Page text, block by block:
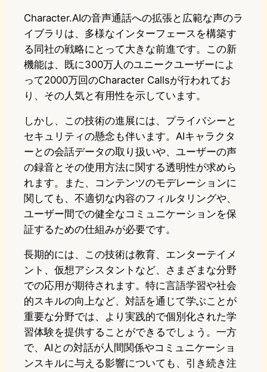
Character.AIの音声通話への拡張と広範な声のラ
イブラリは、多様なインターフェースを構築す
る同社の戦略にとって大きな前進です。この新
機能は、既に300万人のユニークユーザーによ
って2000万回のCharacter Callsが行われてお
り、その人気と有用性を示しています。
しかし、この技術の進展には、プライバシーと
セキュリティの懸念も伴います。AIキャラクタ
ーとの会話データの取り扱いや、ユーザーの声
の録音とその使用方法に関する透明性が求めら
れます。また、コンテンツのモデレーションに
関しても、不適切な内容のフィルタリングや、
ユーザー間での健全なコミュニケーションを保
証するための仕組みが必要です。
長期的には、この技術は教育、エンターテイメ
ント、仮想アシスタントなど、さまざまな分野
での応用が期待されます。特に言語学習や社会
的スキルの向上など、対話を通じて学ぶことが
重要な分野では、より実践的で個別化された学
習体験を提供することができるでしょう。一方
で、AIとの対話が人間関係やコミュニケーショ
ンスキルに与える影響についても、引き続き注